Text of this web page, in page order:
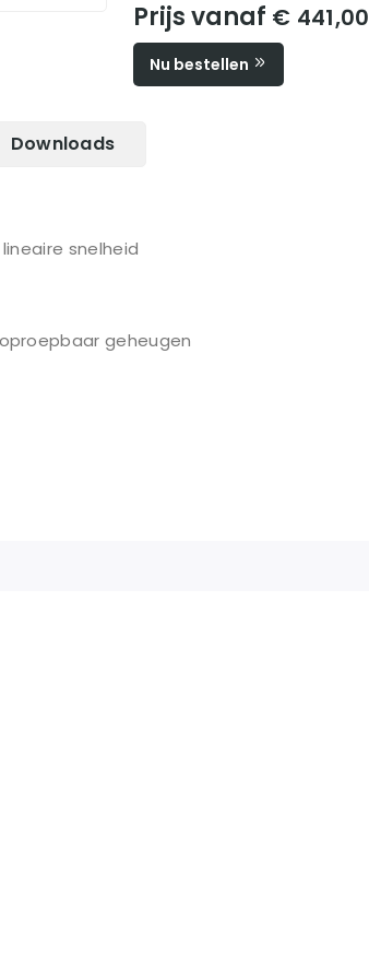
Prijs vanaf € 441,00
Nu bestellen
Downloads
snelheid
geheugen